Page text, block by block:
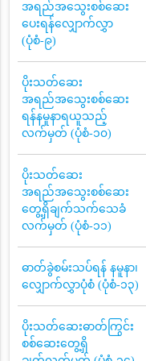
အရည်အသွေးစစ်ဆေး
ပေးရန်လျှောက်လွှာ
(ပုံစံ-၉)
ပိုးသတ်ဆေး
အရည်အသွေးစစ်ဆေး
ရန်နမူနာရယူသည့်
လက်မှတ် (ပုံစံ-၁၀)
ပိုးသတ်ဆေး
အရည်အသွေးစစ်ဆေး
တွေ့ရှိချက်သက်သေခံ
လက်မှတ် (ပုံစံ-၁၁)
ဓာတ်ခွဲစမ်းသပ်ရန် နမူနာ၊
လျှောက်လွှာပုံစံ (ပုံစံ-၁၃)
ပိုးသတ်ဆေးဓာတ်ကြွင်း
စစ်ဆေးတွေ့ရှိ